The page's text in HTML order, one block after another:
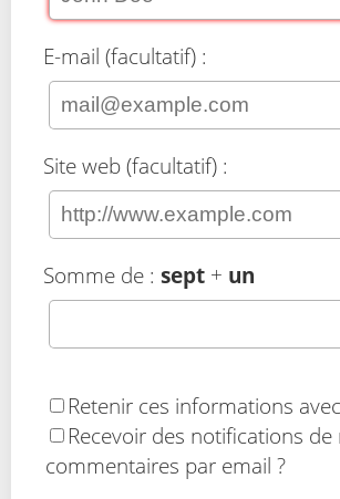
E-mail (facultatif) :
Site web (facultatif) :
Somme de : sept + un
Retenir ces informations
Recevoir des notifications
commentaires par email ?